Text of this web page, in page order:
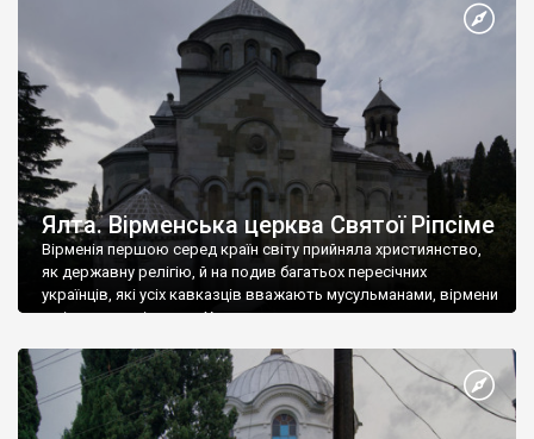
А потім було Хрещення Русі. На честь Херсонесу Таврійського
Ялта. Вірменська церква Святої Ріпсіме
Вірменія першою серед країн світу прийняла християнство,
як державну релігію, й на подив багатьох пересічних
українців, які усіх кавказців вважають мусульманами, вірмени
є відданими вірянами Христа